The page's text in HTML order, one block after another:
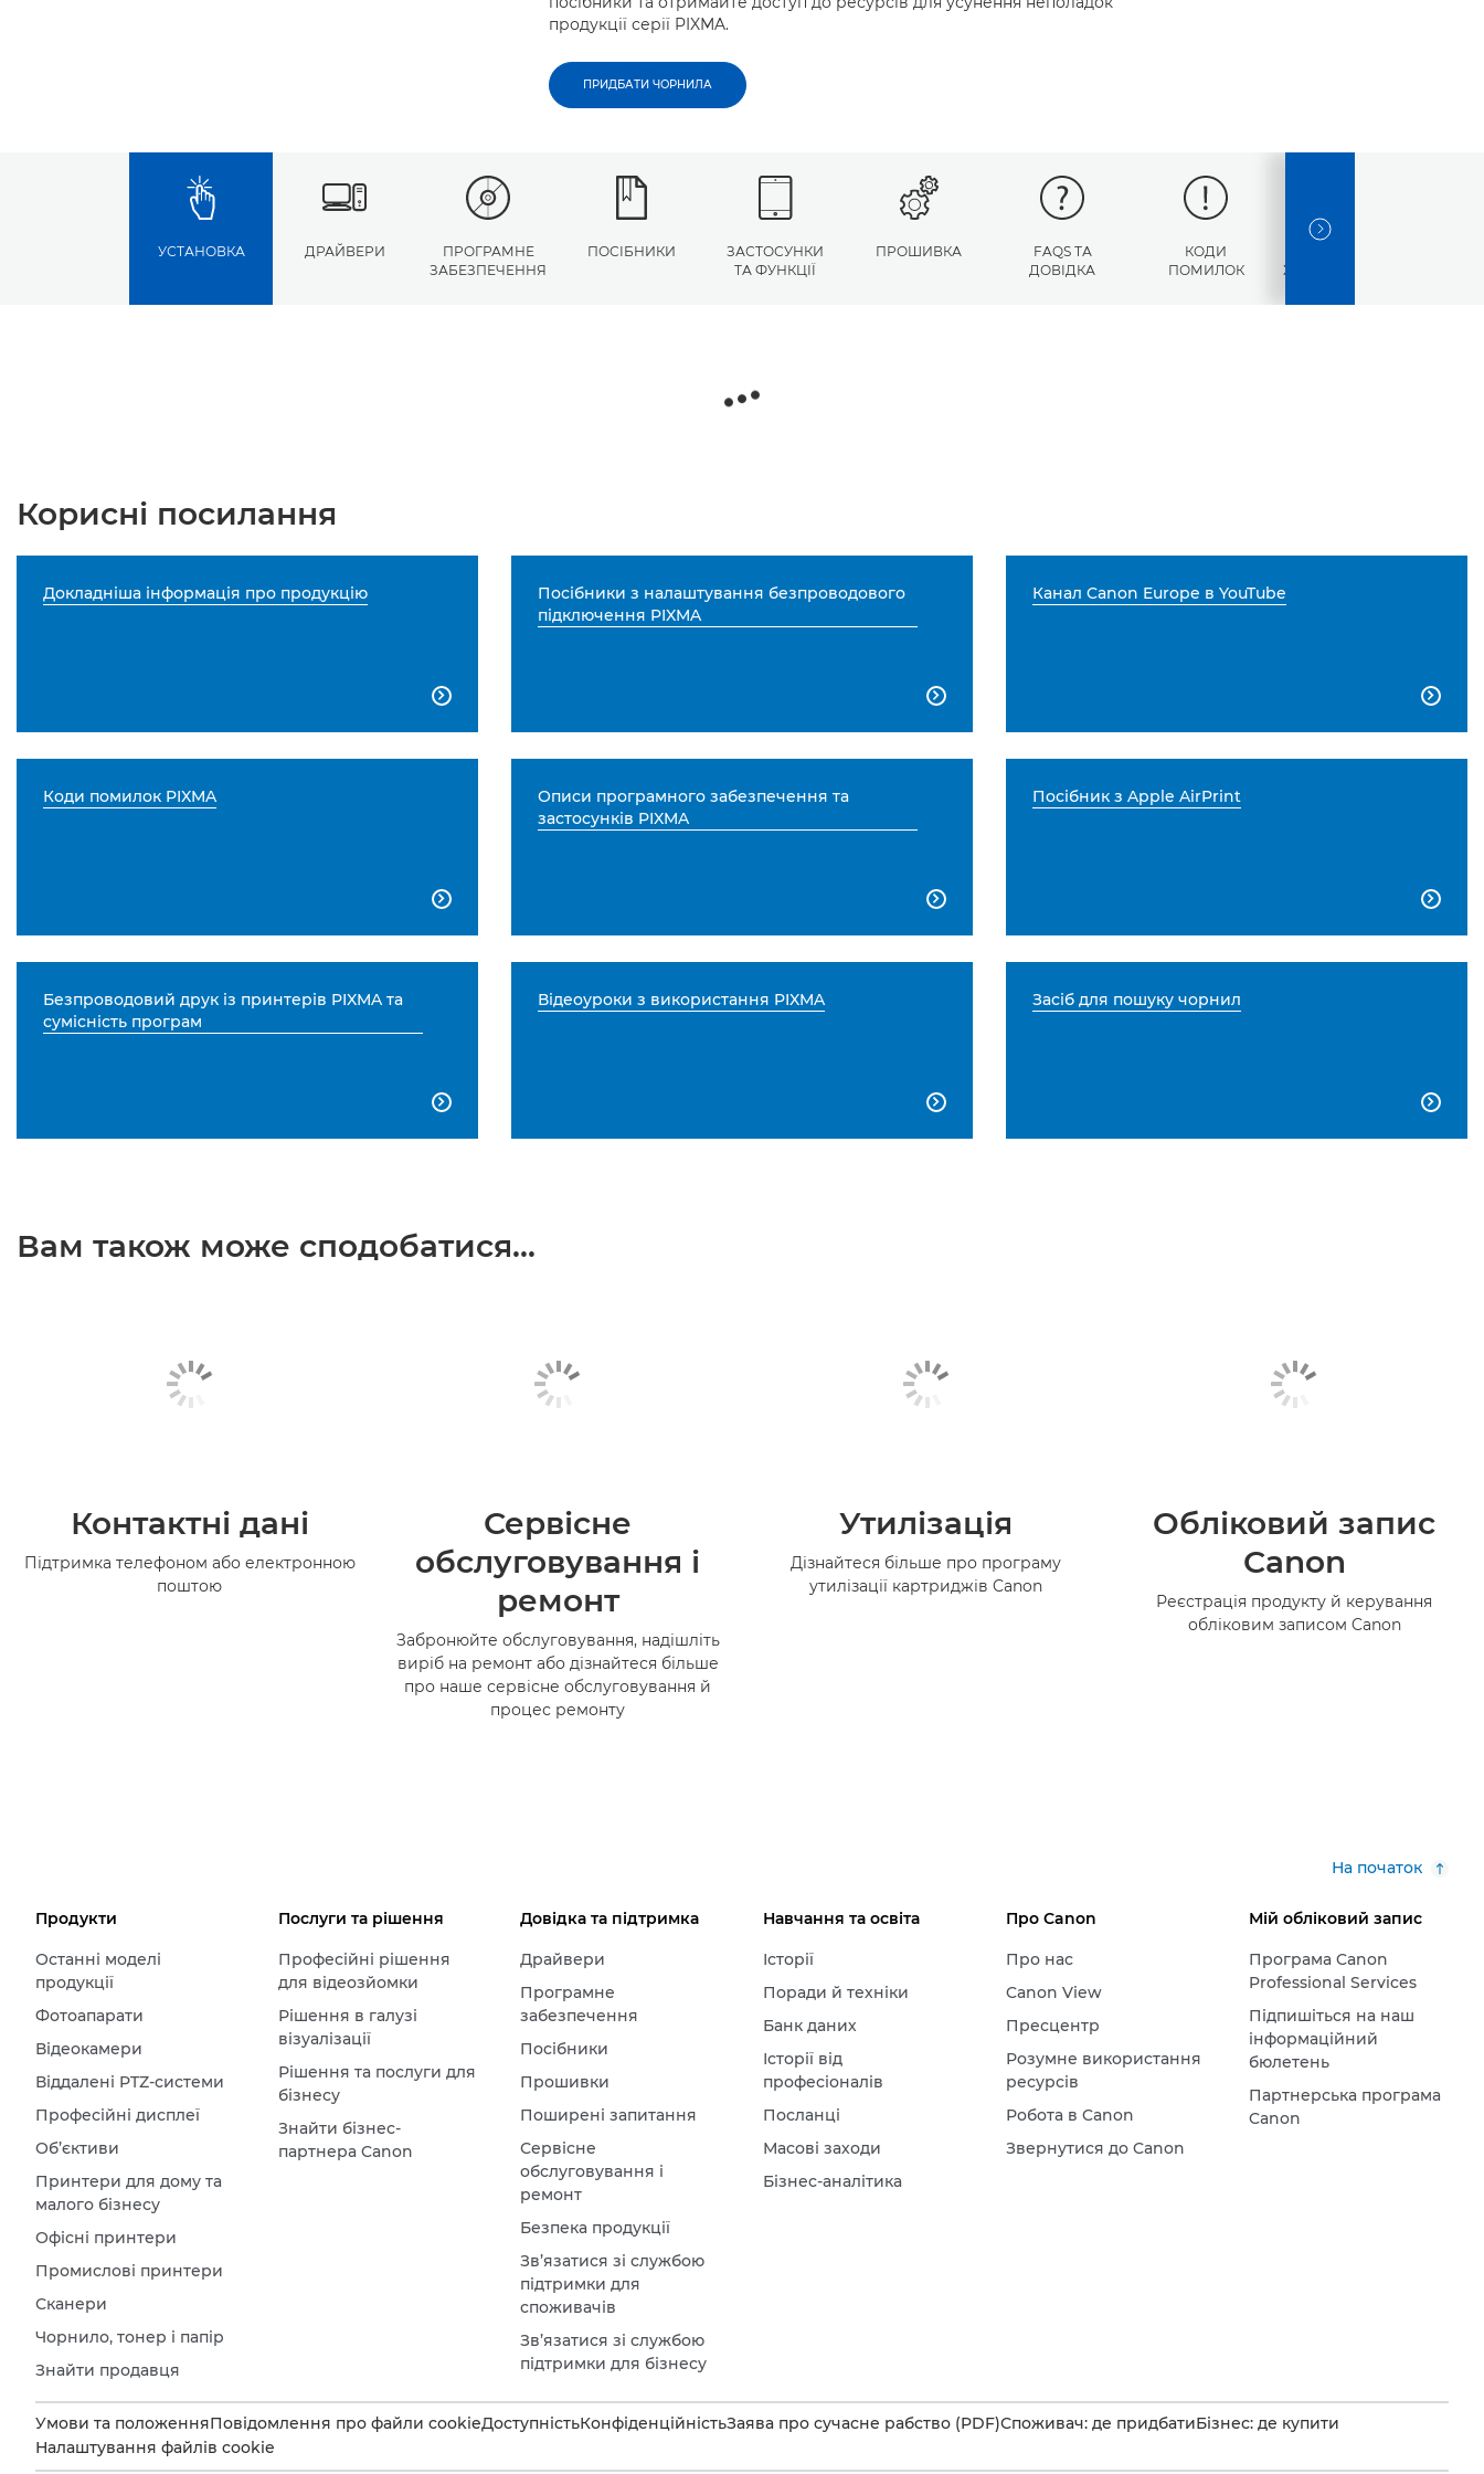
продукції серії PIXMA.
ПРИДБАТИ ЧОРНИЛА
УСТАНОВКА ДРАЙВЕРИ
ПРОГРАМНЕ
ЗАБЕЗПЕЧЕННЯ
ПОСІБНИКИ
ЗАСТОСУНКИ
ТА ФУНКЦІЇ
ПРОШИВКА
FAQS ТА
ДОВІДКА
КОДИ
ПОМИЛОК
ХАРАКТЕРИСТИКИ
NEXT SLIDE
Корисні посилання
Докладніша інформація про продукцію

Посібники з налаштування безпроводового
підключення PIXMA

Канал Canon Europe в YouTube

Коди помилок PIXMA

Описи програмного забезпечення та
застосунків PIXMA

Посібник з Apple AirPrint

Безпроводовий друк із принтерів PIXMA та
сумісність програм

Відеоуроки з використання PIXMA

Засіб для пошуку чорнил

Вам також може сподобатися...
Контактні дані
Підтримка телефоном або електронною
поштою
Сервісне
обслуговування і
ремонт
Забронюйте обслуговування, надішліть
виріб на ремонт або дізнайтеся більше
про наше сервісне обслуговування й
процес ремонту
Утилізація
Дізнайтеся більше про програму
утилізації картриджів Canon
Обліковий запис
Canon
Реєстрація продукту й керування
обліковим записом Canon
На початок
Продукти
Останні моделі
продукції
Фотоапарати
Відеокамери
Віддалені PTZ-системи
Професійні дисплеї
Об’єктиви
Принтери для дому та
малого бізнесу
Офісні принтери
Промислові принтери
Сканери
Чорнило, тонер і папір
Знайти продавця
Послуги та рішення
Професійні рішення
для відеозйомки
Рішення в галузі
візуалізації
Рішення та послуги для
бізнесу
Знайти бізнес-
партнера Canon
Довідка та підтримка
Драйвери
Програмне
забезпечення
Посібники
Прошивки
Поширені запитання
Сервісне
обслуговування і
ремонт
Безпека продукції
Зв’язатися зі службою
підтримки для
споживачів
Зв’язатися зі службою
підтримки для бізнесу
Навчання та освіта
Історії
Поради й техніки
Банк даних
Історії від
професіоналів
Посланці
Масові заходи
Бізнес-аналітика
Про Canon
Про нас
Canon View
Пресцентр
Розумне використання
ресурсів
Робота в Canon
Звернутися до Canon
Мій обліковий запис
Програма Canon
Professional Services
Підпишіться на наш
інформаційний
бюлетень
Партнерська програма
Canon
Умови та положенняПовідомлення про файли cookieДоступністьКонфіденційністьЗаява про сучасне рабство (PDF)Споживач: де придбатиБізнес: де купити
Налаштування файлів cookie